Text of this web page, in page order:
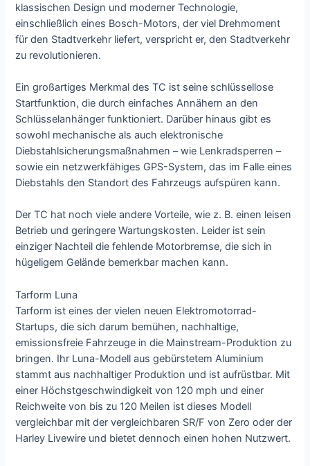
klassischen Design und moderner Technologie,
einschließlich eines Bosch-Motors, der viel Drehmoment
für den Stadtverkehr liefert, verspricht er, den Stadtverkehr
zu revolutionieren.
Ein großartiges Merkmal des TC ist seine schlüssellose
Startfunktion, die durch einfaches Annähern an den
Schlüsselanhänger funktioniert. Darüber hinaus gibt es
sowohl mechanische als auch elektronische
Diebstahlsicherungsmaßnahmen – wie Lenkradsperren –
sowie ein netzwerkfähiges GPS-System, das im Falle eines
Diebstahls den Standort des Fahrzeugs aufspüren kann.
Der TC hat noch viele andere Vorteile, wie z. B. einen leisen
Betrieb und geringere Wartungskosten. Leider ist sein
einziger Nachteil die fehlende Motorbremse, die sich in
hügeligem Gelände bemerkbar machen kann.
Tarform Luna
Tarform ist eines der vielen neuen Elektromotorrad-
Startups, die sich darum bemühen, nachhaltige,
emissionsfreie Fahrzeuge in die Mainstream-Produktion zu
bringen. Ihr Luna-Modell aus gebürstetem Aluminium
stammt aus nachhaltiger Produktion und ist aufrüstbar. Mit
einer Höchstgeschwindigkeit von 120 mph und einer
Reichweite von bis zu 120 Meilen ist dieses Modell
vergleichbar mit der vergleichbaren SR/F von Zero oder der
Harley Livewire und bietet dennoch einen hohen Nutzwert.